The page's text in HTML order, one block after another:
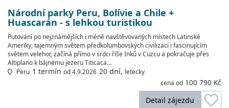
Národní parky Peru, Bolívie a Chile +
Huascarán - s lehkou turistikou
Putování po nejznámějších i méně navštěvovaných místech Latinské
Ameriky, tajemným světem předkolumbovských civilizací i fascinujícím
světem velehor, začíná přímo v srdci říše Inků v Cuzcu a pokračuje přes
Altiplano k bájnému jezeru Titicaca…
Peru 1 termín od 4.9.2026 20 dní, letecky
cena od 100 790 Kč
Detail zájezdu